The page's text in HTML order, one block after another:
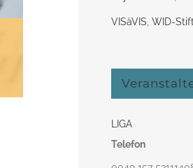
VISàVIS ,WID-
LIGA
Telefon